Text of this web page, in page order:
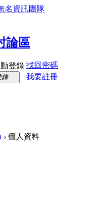
名資訊團隊
登錄 找回密碼
錄
我要註冊
› 個人資料